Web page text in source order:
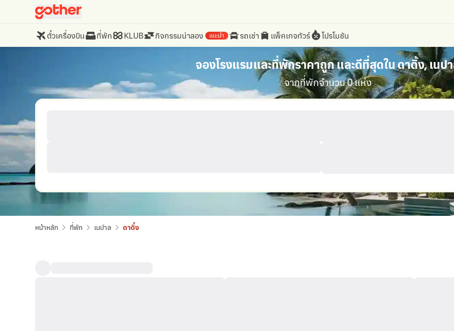
ตั๋วเครื่องบิน ที่พัก KLUB กิจกรรมน่าลอง แนะนำ รถเช่า แพ็คเกจทัวร์ โปรโมชัน
จองโรงแรมและที่พักราคาถูก และดีที่สุดใน ดาดิ้ง, เนป
จากที่พักจำนวน 0 แห่ง
หน้าหลัก ที่พัก เนปาล ดาดิ้ง